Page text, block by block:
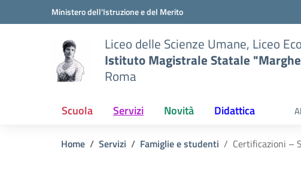
Vai ai contenuti
Vai al menu di navigazioneMinistero dell'Istruzione e del Merito
Liceo delle Scienze Umane, Liceo
Istituto Magistrale Statale
Roma
Scuola Servizi Novità Didattica
Home Servizi Famiglie e studenti Certificazioni –